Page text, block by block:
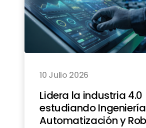
10 Julio 2026
Lidera la industria 4.0
estudiando
Automatización y